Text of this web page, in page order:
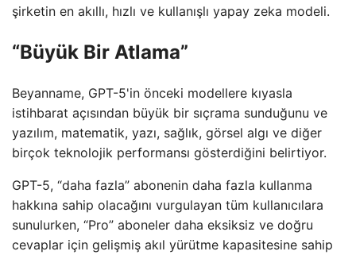
şirketin en akıllı, hızlı ve kullanışlı yapay zeka modeli.
“Büyük Bir Atlama”
Beyanname, GPT-5'in önceki modellere kıyasla
istihbarat açısından büyük bir sıçrama sunduğunu ve
yazılım, matematik, yazı, sağlık, görsel algı ve diğer
birçok teknolojik performansı gösterdiğini belirtiyor.
GPT-5, “daha fazla” abonenin daha fazla kullanma
hakkına sahip olacağını vurgulayan tüm kullanıcılara
sunulurken, “Pro” aboneler daha eksiksiz ve doğru
cevaplar için gelişmiş akıl yürütme kapasitesine sahip